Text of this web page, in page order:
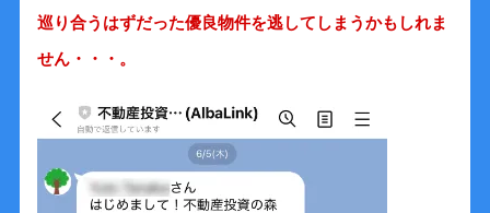
巡り合うはずだった優良物件を逃してしまうかもしれま
せん・・・。